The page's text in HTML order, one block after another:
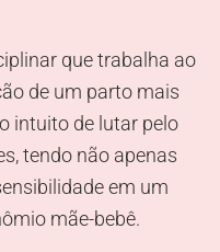
que trabalha ao
de um parto mais
intuito de lutar pelo
tendo não apenas
em um
mãe-bebê.